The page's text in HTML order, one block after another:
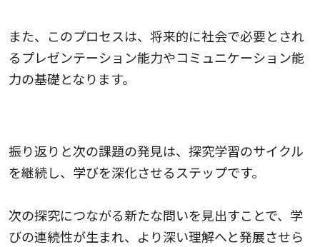
また、このプロセスは、将来的に社会で必要とされ
るプレゼンテーション能力やコミュニケーション能
力の基礎となります。
振り返りと次の課題の発見は、探究学習のサイクル
を継続し、学びを深化させるステップです。
次の探究につながる新たな問いを見出すことで、学
びの連続性が生まれ、より深い理解へと発展させら